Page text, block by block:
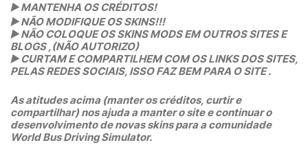
▶️MANTENHA OS CRÉDITOS!
▶️NÃO MODIFIQUE OS SKINS!!!
▶️NÃO COLOQUE OS SKINS MODS EM OUTROS SITES E
BLOGS ,(NÃO AUTORIZO)
▶️CURTAM E COMPARTILHEM COM OS LINKS DOS SITES,
PELAS REDES SOCIAIS, ISSO FAZ BEM PARA O SITE .
As atitudes acima (manter os créditos, curtir e
compartilhar) nos ajuda a manter o site e continuar o
desenvolvimento de novas skins para a comunidade
World Bus Driving Simulator.